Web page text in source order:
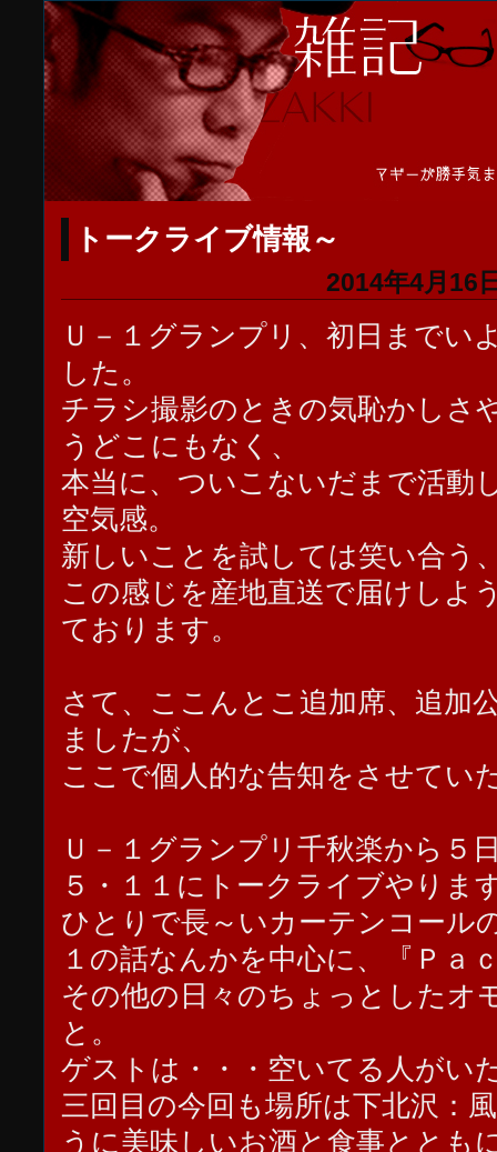
トークライブ情報～
2014年4月16
Ｕ－１グランプリ、初日までい
した。
チラシ撮影のときの気恥かしさ
うどこにもなく、
本当に、ついこないだまで活動
空気感。
新しいことを試しては笑い合う
この感じを産地直送で届けしよ
ております。
さて、ここんとこ追加席、追加
ましたが、
ここで個人的な告知をさせてい
Ｕ－１グランプリ千秋楽から５
５・１１にトークライブやりま
ひとりで長～いカーテンコール
１の話なんかを中心に、『Ｐａ
その他の日々のちょっとしたオ
と。
ゲストは・・・空いてる人がい
三回目の今回も場所は下北沢：
うに美味しいお酒と食事ととも